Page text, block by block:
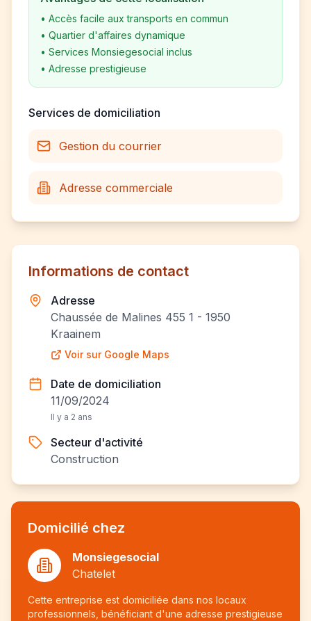
• Accès facile aux transports en commun
• Quartier d'affaires dynamique
• Services Monsiegesocial inclus
• Adresse prestigieuse
Services de domiciliation
Gestion du courrier
Adresse commerciale
Informations de contact
Adresse
Chaussée de Malines 455 1 - 1950
Kraainem
Voir sur Google Maps
Date de domiciliation
11/09/2024
Il y a 2 ans
Secteur d'activité
Construction
Domicilié chez
Monsiegesocial
Chatelet
Cette entreprise est domiciliée dans nos locaux
professionnels, bénéficiant d'une adresse prestigieuse